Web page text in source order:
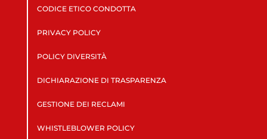
CODICE ETICO CONDOTTA
PRIVACY POLICY
POLICY DIVERSITÀ
DICHIARAZIONE DI TRASPARENZA
GESTIONE DEI RECLAMI
WHISTLEBLOWER POLICY